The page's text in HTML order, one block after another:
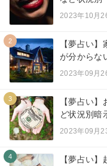
2023年10月
2
【夢占い
が分からな
2023年09月
3
【夢占い
ど状況別暗
2023年09月
4
【夢占い